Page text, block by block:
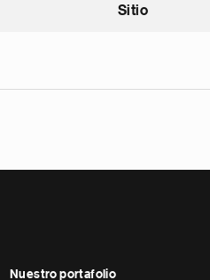
Sitio
Nuestro portafolio